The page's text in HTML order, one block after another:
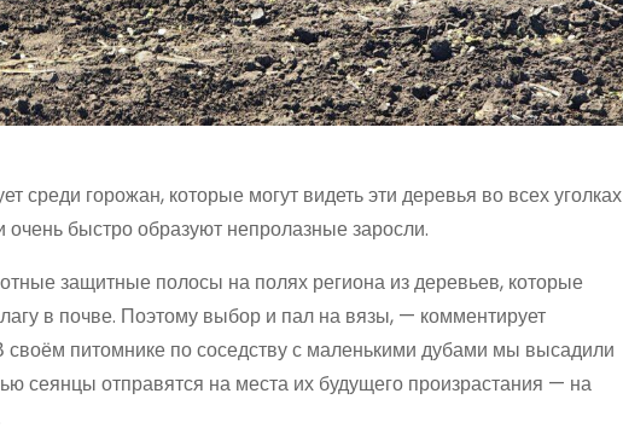
среди горожан, которые могут видеть эти деревья во всех уголках
быстро образуют непролазные заросли.
защитные полосы на полях региона из деревьев, которые
в почве. Поэтому выбор и пал на вязы, — комментирует
питомнике по соседству с маленькими дубами мы высадили
сеянцы отправятся на места их будущего произрастания — на